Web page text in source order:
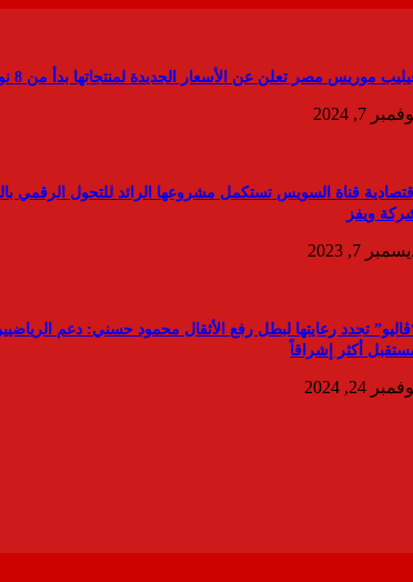
موريس مصر تعلن عن الأسعار الجديدة لمنتجاتها بدأ من 8 نوفمبر 2024
7, 2024
اقتصادية قناة السويس تستكمل مشروعها الرائد للتحول الرقمي
ويفز
7, 2023
تجدد رعايتها لبطل رفع الأثقال محمود حسني: دعم
أكثر إشراقاً
24, 2024